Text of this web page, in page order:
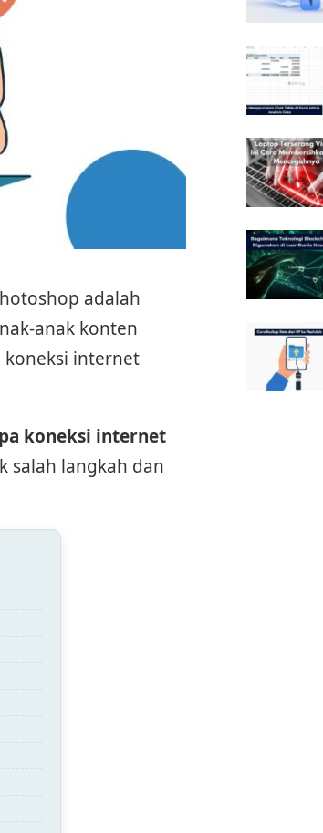
adalah
anak konten
koneksi internet
koneksi internet
salah langkah dan